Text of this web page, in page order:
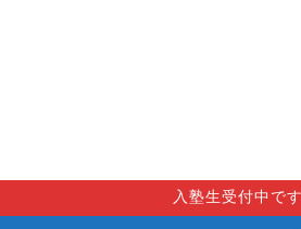
入塾生受付中で